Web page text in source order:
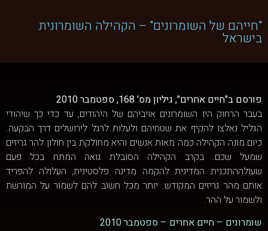
"חייהם של השומרונים" – הקהילה השומרונית
בישראל
פורסם ב"חיים אחרים", גיליון מס' 168, ספטמבר 2010
בעבר הרחוק היו השומרונים אויביהם של היהודים, עד כדי כך שיהודי
הגליל נאלצו להקיף את שטחיהם ולעלות לרגל לירושלים דרך הבקעה.
כיום מונה הקהילה כמה מאות אנשים והיא מחולקת בין חולון להר גריזים
שמעל שכם. בקרב הקהילה הסובלת גואה המתח בכל פעם
שעולההתכנית המדינית להקמה מדינה פלסטינית, העלולה להפריד
אותם מהר גריזים המקודש. יותר מכל חשוב להם לשמור על המורשת
ולשמור על ההר.
שומרונים – חיים אחרים – ספטמבר 2010